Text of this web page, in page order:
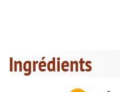
Ingrédients